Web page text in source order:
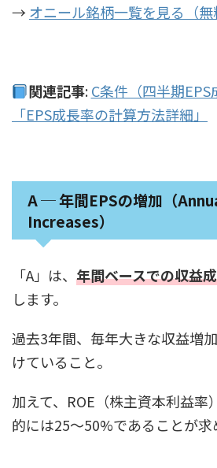
→ オニール銘柄一覧を見る（無
関連記事:C条件（四半期
「EPS成長率の計算方法詳細」
A ─ 年間EPSの増加（
Increases）
「A」は、 年間ベースでの収益
します。
過去3年間、毎年大きな収益増
けていること。
加えて、ROE（株主資本利益率
的には25〜50%であることが求